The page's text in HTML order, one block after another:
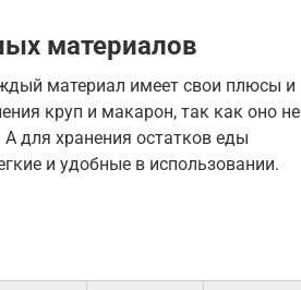
материалов
материал имеет свои плюсы и
круп и макарон, так как оно не
для хранения остатков еды
и удобные в использовании.